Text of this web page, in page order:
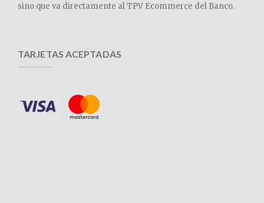
sino que va directamente al TPV Ecommerce del Banco.
TARJETAS ACEPTADAS